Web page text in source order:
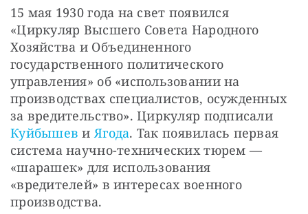
15 мая 1930 года на свет появился
«Циркуляр Высшего Совета Народного
Хозяйства и Объединенного
государственного политического
управления» об «использовании на
производствах специалистов, осужденных
Куйбышев и Ягода. Так появилась первая
система научно-технических тюрем —
«шарашек» для использования
«вредителей» в интересах военного
производства.